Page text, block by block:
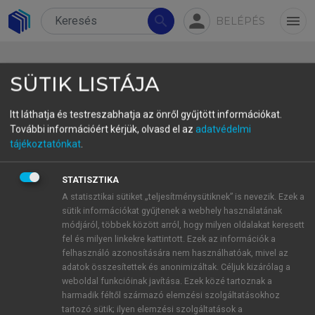
search person BELÉPÉS menu
3.2.2 The Questionnaire Study
(Study 2)
3.2.2.1 Methods of Data Collection. The aim of
Study 2, in line with the exploratory sequential
design, was to “refine and extend the qualitative
findings” (Creswell, 2015, p. 546) of Study 1 and
to test those findings in terms of their distribution
in the population (Dörnyei, 2007). A questionnaire
was deemed to be the most suitable instrument to
SÜTIK LISTÁJA
Itt láthatja és testreszabhatja az önről gyűjtött információkat.
További információért kérjük, olvasd el az adatvédelmi
tájékoztatónkat.
STATISZTIKA
A statisztikai sütiket „teljesítménysütiknek” is nevezik. Ezek a
sütik információkat gyűjtenek a webhely használatának
módjáról, többek között arról, hogy milyen oldalakat keresett
fel és milyen linkekre kattintott. Ezek az információk a
felhasználó azonosítására nem használhatóak, mivel az
adatok összesítettek és anonimizáltak. Céljuk kizárólag a
weboldal funkcióinak javítása. Ezek közé tartoznak a
harmadik féltől származó elemzési szolgáltatásokhoz
tartozó sütik; ilyen elemzési szolgáltatások a